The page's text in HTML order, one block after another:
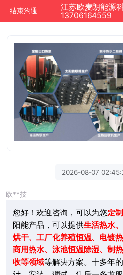
结束沟通
13706164559
2026-08-07
欧**技
您好！欢迎咨询，可以为您定制
阳能产品，可以提供生活热水
烘干、工厂化养殖恒温、电镀热
商用热水、泳池恒温除湿、制
收等领域等解决方案。十多年